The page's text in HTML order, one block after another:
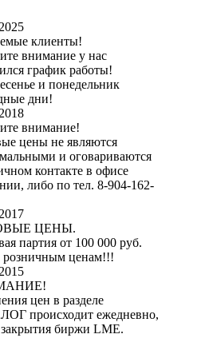
клиенты!
внимание у нас
график работы!
и понедельник
дни!
внимание!
цены не являются
и оговариваются
контакте в офисе
либо по тел. 8-904-162-
ЦЕНЫ.
партия от 100 000 руб.
розничным ценам!!!
цен в разделе
происходит ежедневно,
биржи LME.